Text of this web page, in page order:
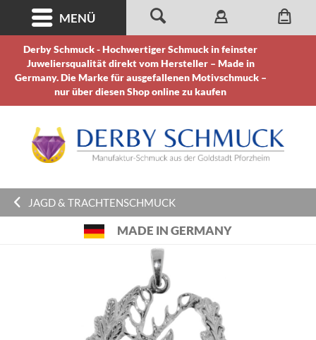
Derby Schmuck - Hochwertiger Schmuck in feinster
Juweliersqualität direkt vom Hersteller – Made in
Germany. Die Marke für ausgefallenen Motivschmuck –
nur über diesen Shop online zu kaufen
MENÜ
JAGD & TRACHTENSCHMUCK
MADE IN GERMANY